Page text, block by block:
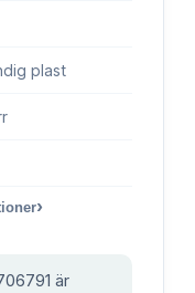
plast
›
är